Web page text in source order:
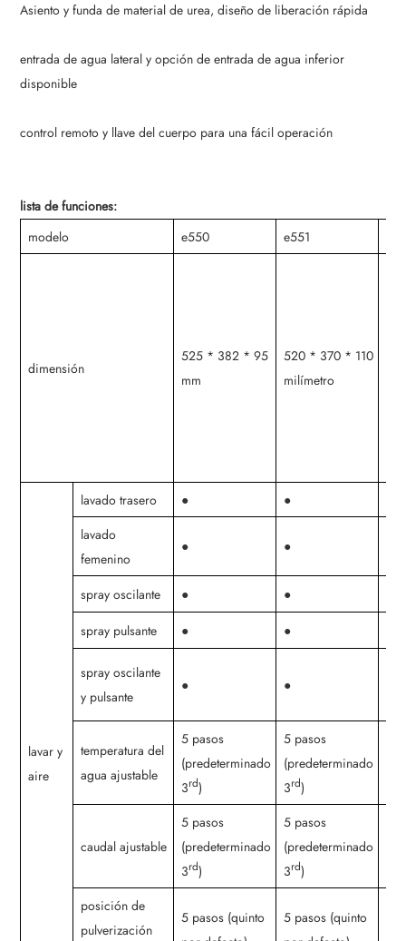
Asiento y funda de material de urea, diseño de liberación rápida
entrada de agua lateral y opción de entrada de agua inferior
disponible
control remoto y llave del cuerpo para una fácil operación
lista de funciones:
modelo
e550 e551
dimensión
525 * 382 * 95
mm
520 * 370 * 110
milímetro
lavar y
aire
lavado trasero ● ●
lavado
femenino
● ●
spray oscilante ● ●
spray pulsante
● ●
spray oscilante
y pulsante
● ●
temperatura del
agua ajustable
5 pasos
(predeterminado
3rd)
5 pasos
(predeterminado
3rd)
caudal ajustable
5 pasos
(predeterminado
3rd)
5 pasos
(predeterminado
3rd)
posición de
pulverización
5 pasos (quinto
5 pasos (quinto